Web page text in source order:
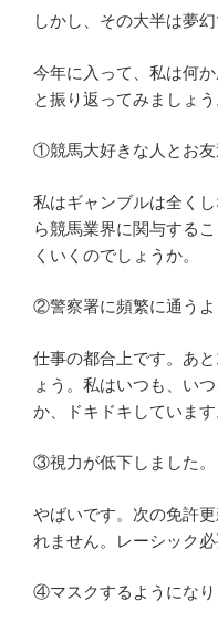
しかし、その大半は夢幻
今年に入って、私は何
と振り返ってみましょう
①競馬大好きな人とお友
私はギャンブルは全く
ら競馬業界に関与する
くいくのでしょうか。
②警察署に頻繁に通うよ
仕事の都合上です。あ
ょう。私はいつも、い
か、ドキドキしています
③視力が低下しました。
やばいです。次の免許
れません。レーシック必
④マスクするようになり